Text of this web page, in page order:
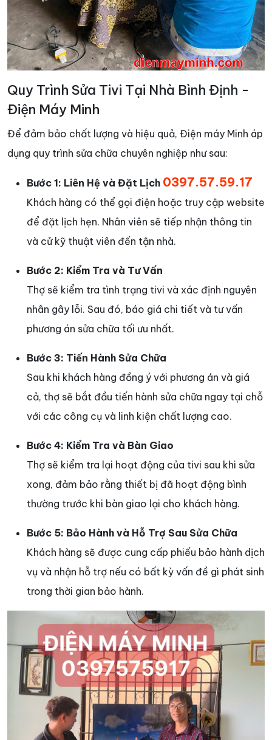
Quy Trình Sửa Tivi Tại Nhà Bình Định -
Điện Máy Minh
Để đảm bảo chất lượng và hiệu quả, Điện máy Minh áp
dụng quy trình sửa chữa chuyên nghiệp như sau:
Bước 1: Liên Hệ và Đặt Lịch 0397.57.59.17
Khách hàng có thể gọi điện hoặc truy cập website
để đặt lịch hẹn. Nhân viên sẽ tiếp nhận thông tin
và cử kỹ thuật viên đến tận nhà.
Bước 2: Kiểm Tra và Tư Vấn
Thợ sẽ kiểm tra tình trạng tivi và xác định nguyên
nhân gây lỗi. Sau đó, báo giá chi tiết và tư vấn
phương án sửa chữa tối ưu nhất.
Bước 3: Tiến Hành Sửa Chữa
Sau khi khách hàng đồng ý với phương án và giá
cả, thợ sẽ bắt đầu tiến hành sửa chữa ngay tại chỗ
với các công cụ và linh kiện chất lượng cao.
Bước 4: Kiểm Tra và Bàn Giao
Thợ sẽ kiểm tra lại hoạt động của tivi sau khi sửa
xong, đảm bảo rằng thiết bị đã hoạt động bình
thường trước khi bàn giao lại cho khách hàng.
Bước 5: Bảo Hành và Hỗ Trợ Sau Sửa Chữa
Khách hàng sẽ được cung cấp phiếu bảo hành dịch
vụ và nhận hỗ trợ nếu có bất kỳ vấn đề gì phát sinh
trong thời gian bảo hành.